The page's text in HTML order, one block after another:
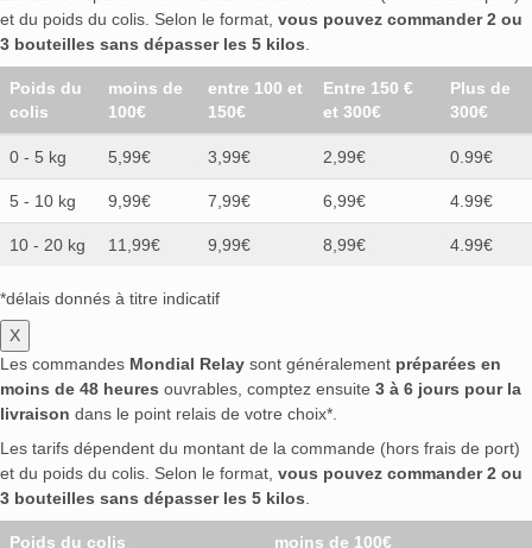
et du poids du colis. Selon le format, vous pouvez commander 2 ou
3 bouteilles sans dépasser les 5 kilos
Poids du
colis
moins de
100€
entre 100 et
150€
Entre 150 €
et 300€
Plus de
300€
0 - 5 kg 5,99€ 3,99€ 2,99€ 0.99€
5 - 10 kg 9,99€ 7,99€ 6,99€ 4.99€
10 - 20 kg 11,99€ 9,99€ 8,99€ 4.99€
*délais donnés à titre indicatif
X
Les commandes Mondial Relay sont généralement préparées en
moins de 48 heures ouvrables, comptez ensuite 3 à 6 jours pour la
livraison dans le point relais de votre choix*.
Les tarifs dépendent du montant de la commande (hors frais de port)
et du poids du colis. Selon le format, vous pouvez commander 2 ou
3 bouteilles sans dépasser les 5 kilos
Poids du colis moins de 100€